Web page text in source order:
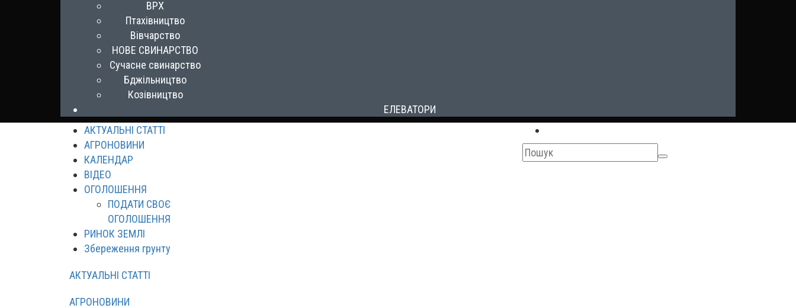
ВРХ
Птахівництво
Вівчарство
НОВЕ СВИНАРСТВО
Сучасне свинарство
Бджільництво
Козівництво
ЕЛЕВАТОРИ
АКТУАЛЬНІ СТАТТІ
АГРОНОВИНИ
КАЛЕНДАР
ВІДЕО
ОГОЛОШЕННЯ
ПОДАТИ СВОЄ
ОГОЛОШЕННЯ
РИНОК ЗЕМЛІ
Збереження грунту
АКТУАЛЬНІ СТАТТІ
АГРОНОВИНИ